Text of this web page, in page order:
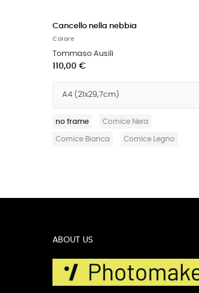
Parco di divertimenti
Stefano Dal Pozzolo
Cornice Nera
Cornice Bianca Cornice Legno
ABOUT US